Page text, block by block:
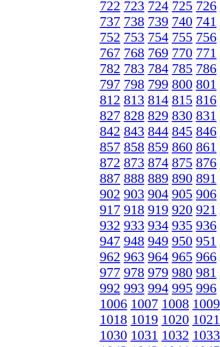
722 723 724 725 726
737 738 739 740 741
752 753 754 755 756
767 768 769 770 771
782 783 784 785 786
797 798 799 800 801
812 813 814 815 816
827 828 829 830 831
842 843 844 845 846
857 858 859 860 861
872 873 874 875 876
887 888 889 890 891
902 903 904 905 906
917 918 919 920 921
932 933 934 935 936
947 948 949 950 951
962 963 964 965 966
977 978 979 980 981
992 993 994 995 996
1006 1007 1008 1009
1018 1019 1020 1021
1030 1031 1032 1033